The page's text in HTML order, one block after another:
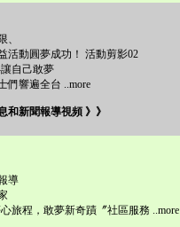
、
活動圓夢成功！ 活動剪影02
自己敢夢
們響遍全台 ..more
和新聞報導視頻 》》
導
心旅程，敢夢新奇蹟〞社區服務 ..more